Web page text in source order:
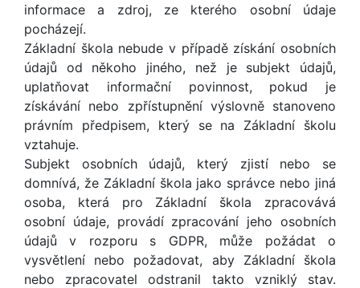
informace a zdroj, ze kterého osobní údaje
pocházejí.
Základní škola nebude v případě získání osobních
údajů od někoho jiného, než je subjekt údajů,
uplatňovat informační povinnost, pokud je
získávání nebo zpřístupnění výslovně stanoveno
právním předpisem, který se na Základní školu
vztahuje.
Subjekt osobních údajů, který zjistí nebo se
domnívá, že Základní škola jako správce nebo jiná
osoba, která pro Základní škola zpracovává
osobní údaje, provádí zpracování jeho osobních
údajů v rozporu s GDPR, může požádat o
vysvětlení nebo požadovat, aby Základní škola
nebo zpracovatel odstranil takto vzniklý stav.